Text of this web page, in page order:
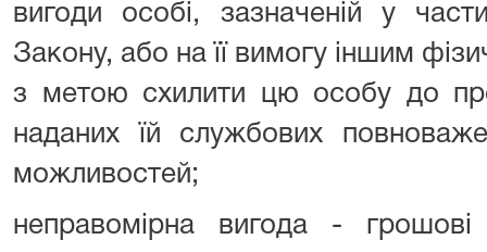
вигоди особі, зазначеній у
Закону, або на її вимогу іншим
з метою схилити цю особу до
наданих їй службових
можливостей;
неправомірна вигода -